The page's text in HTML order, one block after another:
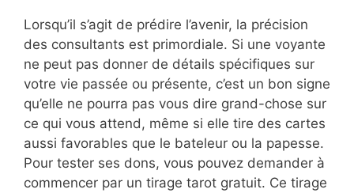
Lorsqu’il s’agit de prédire l’avenir, la précision
des consultants est primordiale. Si une voyante
ne peut pas donner de détails spécifiques sur
votre vie passée ou présente, c’est un bon signe
qu’elle ne pourra pas vous dire grand-chose sur
ce qui vous attend, même si elle tire des cartes
aussi favorables que le bateleur ou la papesse.
Pour tester ses dons, vous pouvez demander à
commencer par un tirage tarot gratuit. Ce tirage